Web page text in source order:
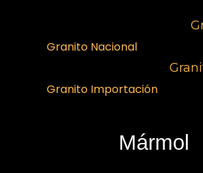
Granito Nacional
Granito Importación
Mármol